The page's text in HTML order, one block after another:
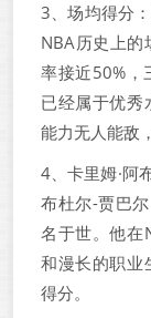
3、场均得分
NBA历史上的
率接近50%，
已经属于优秀
能力无人能敌
4、卡里姆·阿
布杜尔-贾巴
名于世。他在
和漫长的职业
得分。